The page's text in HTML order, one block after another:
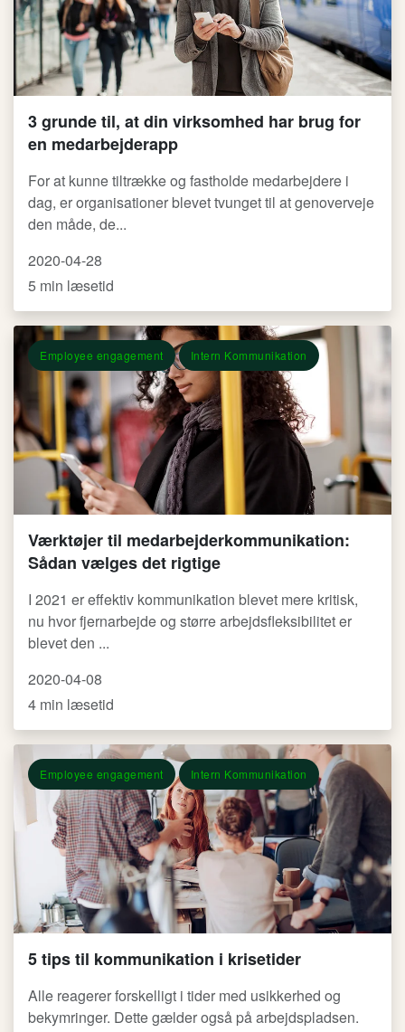
3 grunde til, at din virksomhed har brug for
en medarbejderapp
For at kunne tiltrække og fastholde medarbejdere i
dag, er organisationer blevet tvunget til at genoverveje
den måde, de...
2020-04-28
5 min læsetid
Employee engagement Intern Kommunikation
Værktøjer til medarbejderkommunikation:
Sådan vælges det rigtige
I 2021 er effektiv kommunikation blevet mere kritisk,
nu hvor fjernarbejde og større arbejdsfleksibilitet er
blevet den ...
2020-04-08
4 min læsetid
Employee engagement Intern Kommunikation
5 tips til kommunikation i krisetider
Alle reagerer forskelligt i tider med usikkerhed og
bekymringer. Dette gælder også på arbejdspladsen.